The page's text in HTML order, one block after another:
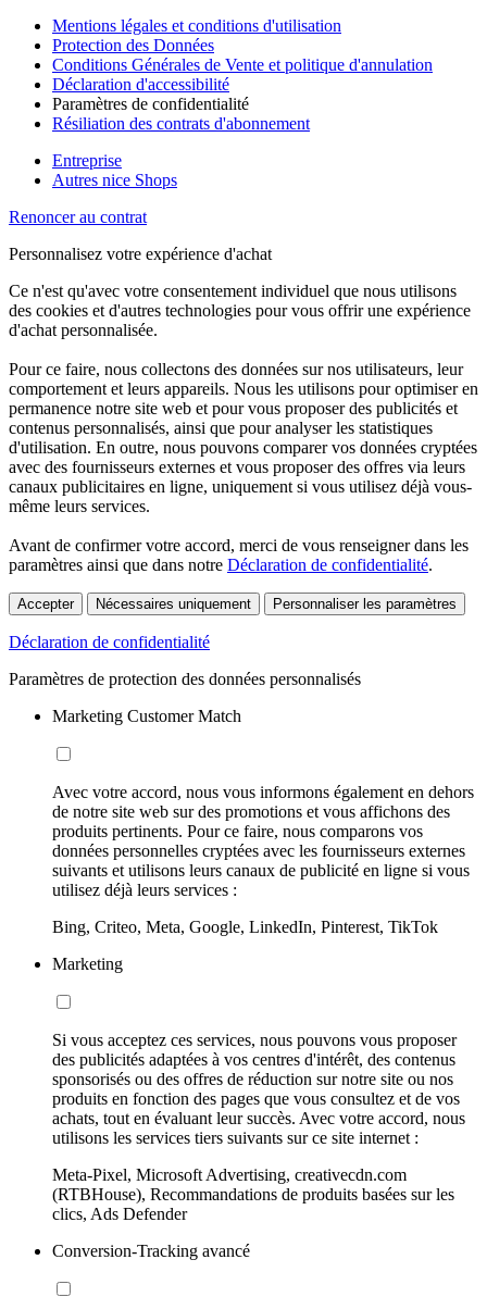
Mentions légales et conditions d'utilisation
Protection des Données
Conditions Générales de Vente et politique d'annulation
Déclaration d'accessibilité
Paramètres de confidentialité
Résiliation des contrats d'abonnement
Entreprise
Autres nice Shops
Renoncer au contrat
Personnalisez votre expérience d'achat
Ce n'est qu'avec votre consentement individuel que nous utilisons
des cookies et d'autres technologies pour vous offrir une expérience
d'achat personnalisée.
Pour ce faire, nous collectons des données sur nos utilisateurs, leur
comportement et leurs appareils. Nous les utilisons pour optimiser en
permanence notre site web et pour vous proposer des publicités et
contenus personnalisés, ainsi que pour analyser les statistiques
d'utilisation. En outre, nous pouvons comparer vos données cryptées
avec des fournisseurs externes et vous proposer des offres via leurs
canaux publicitaires en ligne, uniquement si vous utilisez déjà vous-
même leurs services.
Avant de confirmer votre accord, merci de vous renseigner dans les
paramètres ainsi que dans notre Déclaration de confidentialité.
Accepter Nécessaires uniquement Personnaliser les paramètres
Déclaration de confidentialité
Paramètres de protection des données personnalisés
Marketing Customer Match
Avec votre accord, nous vous informons également en dehors
de notre site web sur des promotions et vous affichons des
produits pertinents. Pour ce faire, nous comparons vos
données personnelles cryptées avec les fournisseurs externes
suivants et utilisons leurs canaux de publicité en ligne si vous
utilisez déjà leurs services :
Bing, Criteo, Meta, Google, LinkedIn, Pinterest, TikTok
Marketing
Si vous acceptez ces services, nous pouvons vous proposer
des publicités adaptées à vos centres d'intérêt, des contenus
sponsorisés ou des offres de réduction sur notre site ou nos
produits en fonction des pages que vous consultez et de vos
achats, tout en évaluant leur succès. Avec votre accord, nous
utilisons les services tiers suivants sur ce site internet :
Meta-Pixel, Microsoft Advertising, creativecdn.com
(RTBHouse), Recommandations de produits basées sur les
clics, Ads Defender
Conversion-Tracking avancé